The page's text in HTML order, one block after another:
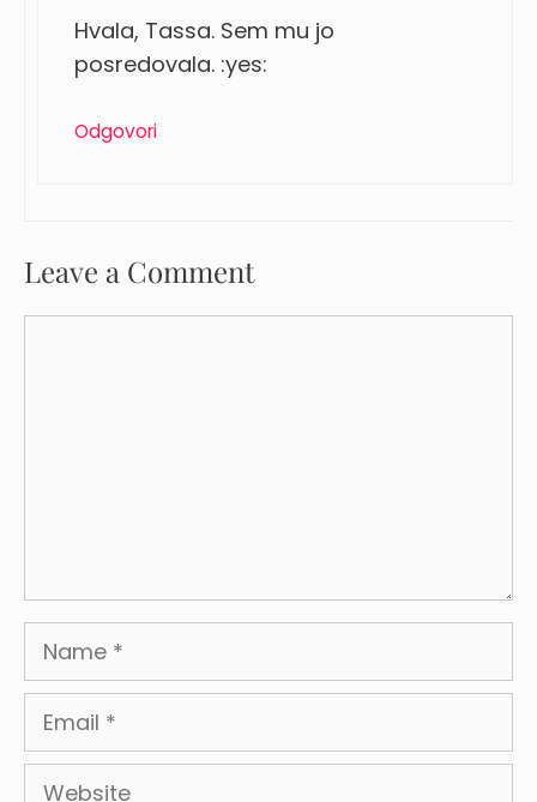
Hvala, Tassa. Sem mu jo
posredovala. :yes:
Odgovori
Leave a Comment
Name
Email
Website